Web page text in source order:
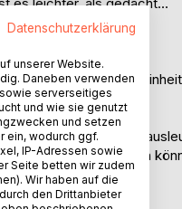
sind kurze
Winkel und Ecken
weiter entwickeln
Datenschutzerklärung
unserer Website.
Daneben verwenden
serverseitiges
und wie sie genutzt
und setzen
ein, wodurch ggf.
IP-Adressen sowie
Seite betten wir zudem
Wir haben auf die
den Drittanbieter